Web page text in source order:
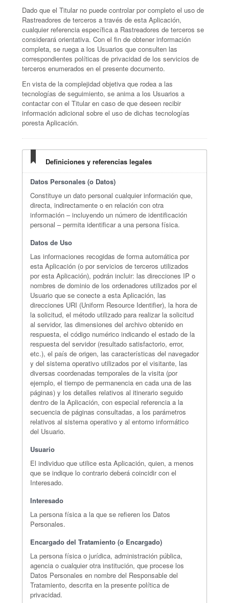
Dado que el Titular no puede controlar por completo el uso de
Rastreadores de terceros a través de esta Aplicación,
cualquier referencia específica a Rastreadores de terceros se
considerará orientativa. Con el fin de obtener información
completa, se ruega a los Usuarios que consulten las
correspondientes políticas de privacidad de los servicios de
terceros enumerados en el presente documento.
En vista de la complejidad objetiva que rodea a las
tecnologías de seguimiento, se anima a los Usuarios a
contactar con el Titular en caso de que deseen recibir
información adicional sobre el uso de dichas tecnologías
poresta Aplicación.
Definiciones y referencias legales
Datos Personales (o Datos)
Constituye un dato personal cualquier información que,
directa, indirectamente o en relación con otra
información – incluyendo un número de identificación
personal – permita identificar a una persona física.
Datos de Uso
Las informaciones recogidas de forma automática por
esta Aplicación (o por servicios de terceros utilizados
por esta Aplicación), podrán incluir: las direcciones IP o
nombres de dominio de los ordenadores utilizados por el
Usuario que se conecte a esta Aplicación, las
direcciones URI (Uniform Resource Identifier), la hora de
la solicitud, el método utilizado para realizar la solicitud
al servidor, las dimensiones del archivo obtenido en
respuesta, el código numérico indicando el estado de la
respuesta del servidor (resultado satisfactorio, error,
etc.), el país de origen, las características del navegador
y del sistema operativo utilizados por el visitante, las
diversas coordenadas temporales de la visita (por
ejemplo, el tiempo de permanencia en cada una de las
páginas) y los detalles relativos al itinerario seguido
dentro de la Aplicación, con especial referencia a la
secuencia de páginas consultadas, a los parámetros
relativos al sistema operativo y al entorno informático
del Usuario.
Usuario
El individuo que utilice esta Aplicación, quien, a menos
que se indique lo contrario deberá coincidir con el
Interesado.
Interesado
La persona física a la que se refieren los Datos
Personales.
Encargado del Tratamiento (o Encargado)
La persona física o jurídica, administración pública,
agencia o cualquier otra institución, que procese los
Datos Personales en nombre del Responsable del
Tratamiento, descrita en la presente política de
privacidad.